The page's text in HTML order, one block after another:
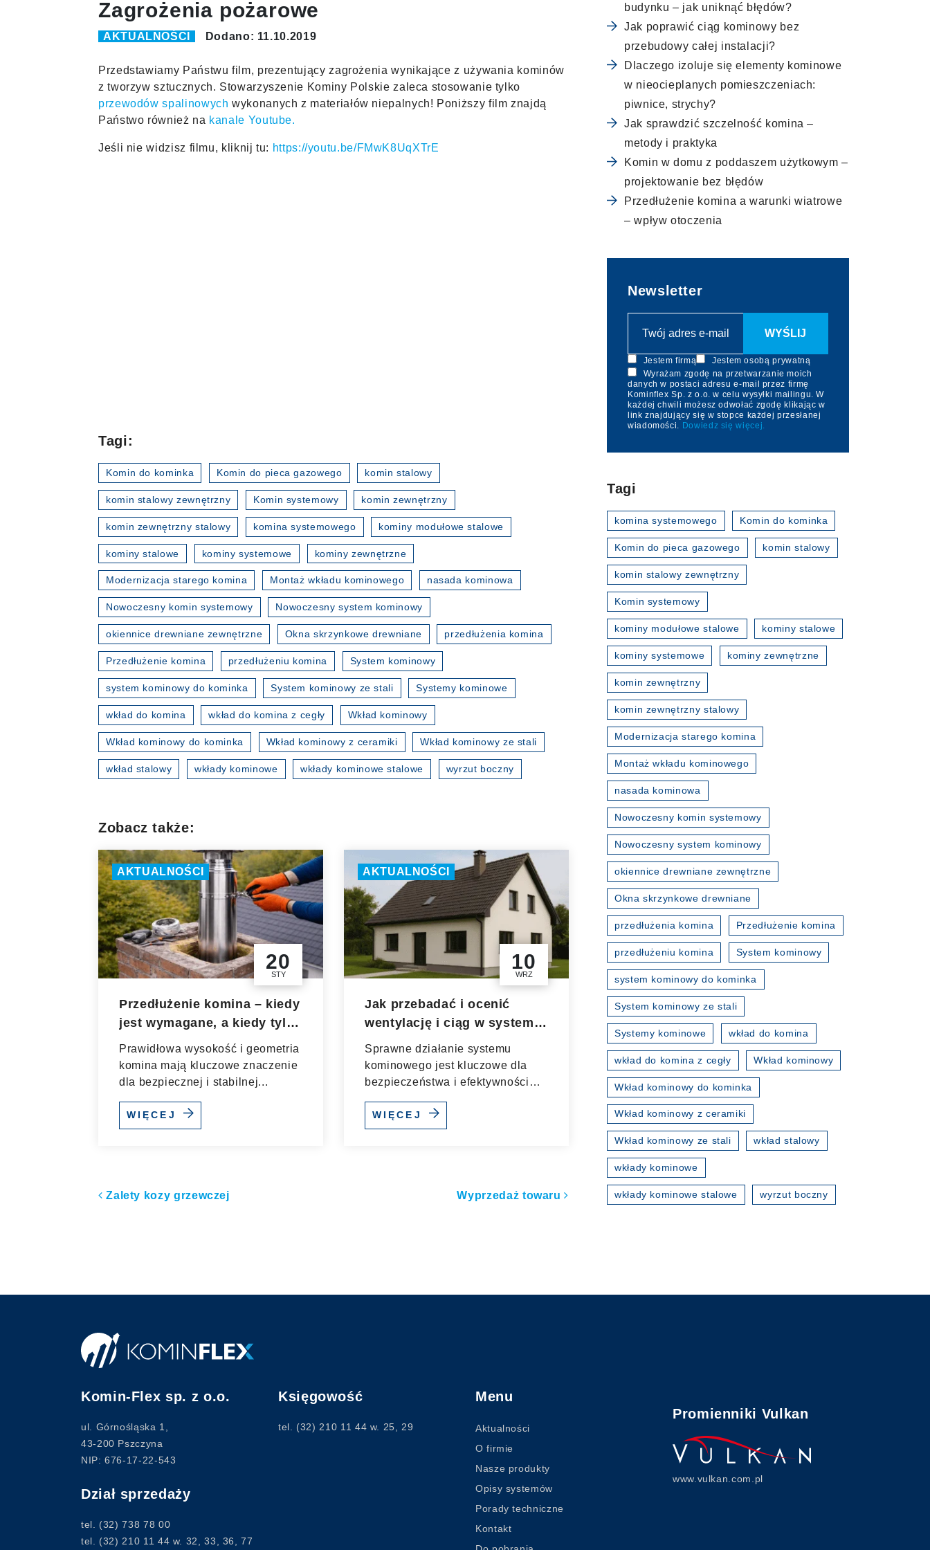
Zagrożenia pożarowe
AKTUALNOŚCI Dodano: 11.10.2019
Przedstawiamy Państwu film, prezentujący zagrożenia wynikające z używania kominów
z tworzyw sztucznych. Stowarzyszenie Kominy Polskie zaleca stosowanie tylko
przewodów spalinowych wykonanych z materiałów niepalnych! Poniższy film znajdą
Państwo również na kanale Youtube.
Jeśli nie widzisz filmu, kliknij tu: https://youtu.be/FMwK8UqXTrE
Tagi:
Komin do kominka Komin do pieca gazowego komin stalowy
komin stalowy zewnętrzny Komin systemowy komin zewnętrzny
komin zewnętrzny stalowy komina systemowego kominy modułowe stalowe
kominy stalowe kominy systemowe kominy zewnętrzne
Modernizacja starego komina Montaż wkładu kominowego nasada kominowa
Nowoczesny komin systemowy Nowoczesny system kominowy
okiennice drewniane zewnętrzne Okna skrzynkowe drewniane przedłużenia komina
Przedłużenie komina przedłużeniu komina System kominowy
system kominowy do kominka System kominowy ze stali Systemy kominowe
wkład do komina wkład do komina z cegły Wkład kominowy
Wkład kominowy do kominka Wkład kominowy z ceramiki Wkład kominowy ze stali
wkład stalowy wkłady kominowe wkłady kominowe stalowe wyrzut boczny
Zobacz także:
AKTUALNOŚCI
20
STY
Przedłużenie komina – kiedy
jest wymagane, a kiedy tylko
zalecane?
Prawidłowa wysokość i geometria
komina mają kluczowe znaczenie
dla bezpiecznej i stabilnej...
WIĘCEJ
AKTUALNOŚCI
10
WRZ
Jak przebadać i ocenić
wentylację i ciąg w systemie
kominowym
Sprawne działanie systemu
kominowego jest kluczowe dla
bezpieczeństwa i efektywności
WIĘCEJ
Nawigacja po artykułach
Zalety kozy grzewczej Wyprzedaż towaru
budynku – jak uniknąć błędów?
Jak poprawić ciąg kominowy bez
przebudowy całej instalacji?
Dlaczego izoluje się elementy kominowe
w nieocieplanych pomieszczeniach:
piwnice, strychy?
Jak sprawdzić szczelność komina –
metody i praktyka
Komin w domu z poddaszem użytkowym –
projektowanie bez błędów
Przedłużenie komina a warunki wiatrowe
– wpływ otoczenia
Newsletter
Jestem firmą
Jestem osobą prywatną
Wyrażam zgodę na przetwarzanie moich
danych w postaci adresu e-mail przez firmę
Kominflex Sp. z o.o. w celu wysyłki mailingu. W
każdej chwili możesz odwołać zgodę klikając w
link znajdujący się w stopce każdej przesłanej
wiadomości. Dowiedz się więcej.
Tagi
komina systemowego Komin do kominka
Komin do pieca gazowego komin stalowy
komin stalowy zewnętrzny
Komin systemowy
kominy modułowe stalowe kominy stalowe
kominy systemowe kominy zewnętrzne
komin zewnętrzny
komin zewnętrzny stalowy
Modernizacja starego komina
Montaż wkładu kominowego
nasada kominowa
Nowoczesny komin systemowy
Nowoczesny system kominowy
okiennice drewniane zewnętrzne
Okna skrzynkowe drewniane
przedłużenia komina Przedłużenie komina
przedłużeniu komina System kominowy
system kominowy do kominka
System kominowy ze stali
Systemy kominowe wkład do komina
wkład do komina z cegły Wkład kominowy
Wkład kominowy do kominka
Wkład kominowy z ceramiki
Wkład kominowy ze stali wkład stalowy
wkłady kominowe
wkłady kominowe stalowe wyrzut boczny
Komin-Flex sp. z o.o.
ul. Górnośląska 1,
43-200 Pszczyna
NIP: 676-17-22-543
Dział sprzedaży
tel. (32) 738 78 00
tel. (32) 210 11 44 w. 32, 33, 36, 77
Księgowość
tel. (32) 210 11 44 w. 25, 29
Menu
Aktualności
O firmie
Nasze produkty
Opisy systemów
Porady techniczne
Kontakt
Promienniki Vulkan
www.vulkan.com.pl